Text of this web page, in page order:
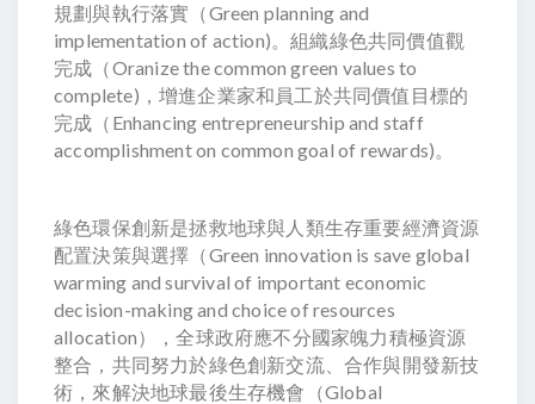
規劃與執行落實（Green planning and
implementation of action)。組織綠色共同價值觀
完成（Oranize the common green values to
complete)，增進企業家和員工於共同價值目標的
完成（Enhancing entrepreneurship and staff
accomplishment on common goal of rewards)。
綠色環保創新是拯救地球與人類生存重要經濟資源
配置決策與選擇（Green innovation is save global
warming and survival of important economic
decision-making and choice of resources
allocation），全球政府應不分國家魄力積極資源
整合，共同努力於綠色創新交流、合作與開發新技
術，來解決地球最後生存機會（Global